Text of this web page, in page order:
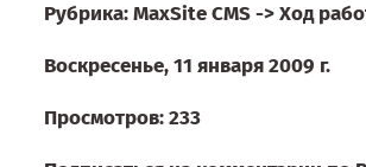
Рубрика: MaxSite CMS -> Ход
Воскресенье, 11 января 2009 г.
Просмотров: 233